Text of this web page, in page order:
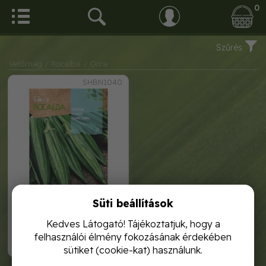
0
Szűrés
Vetőmag / Rocalba
/ Ocra
SHBN1040
1 120,-
ocra 6g rocalba
Süti beállítások
Kedves Látogató! Tájékoztatjuk, hogy a
felhasználói élmény fokozásának érdekében
sütiket (cookie-kat) használunk.